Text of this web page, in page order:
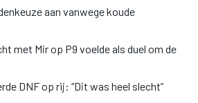
aan vanwege koude
met Mir op P9 voelde als duel om de
DNF op rij: “Dit was heel slecht”